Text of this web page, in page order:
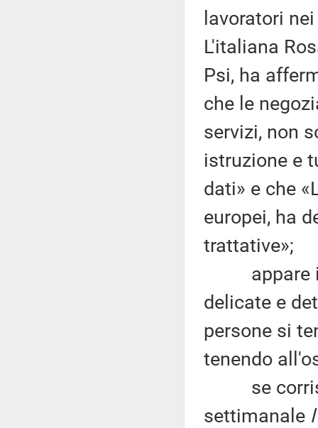
lavoratori
L'italiana
Psi, ha
che le
servizi, non
istruzione e
dati» e che
europei, ha
trattative»;
appare
delicate e
persone si
tenendo
se
settimanale